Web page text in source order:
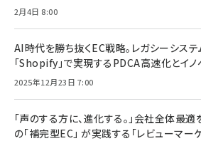
2月4日 8:00
AI時代を勝ち抜くEC戦略。レガシーシステ
「Shopify」で実現するPDCA高速化とイノ
2025年12月23日 7:00
「声のする方に、進化する。」会社全体最
の「補完型EC」 が実践する「レビューマー